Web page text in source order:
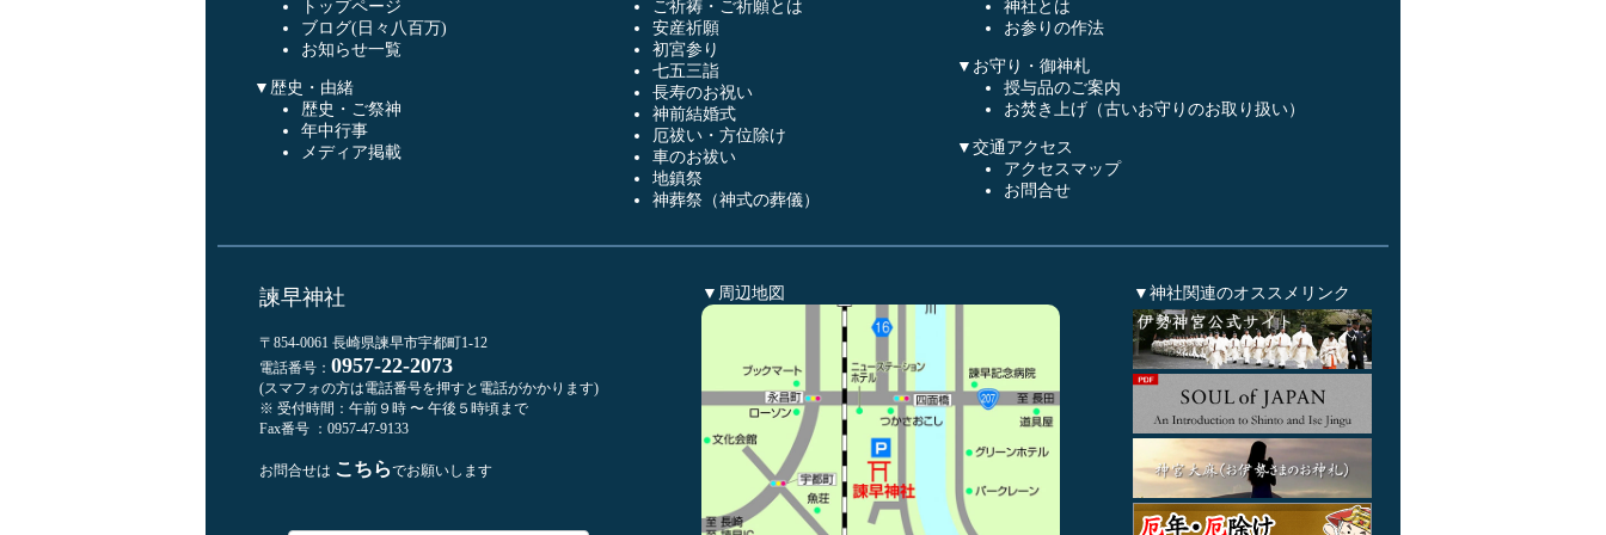
トップページ
ブログ(日々八百万)
お知らせ一覧
▼歴史・由緒
歴史・ご祭神
年中行事
メディア掲載
ご祈祷・ご祈願とは
安産祈願
初宮参り
七五三詣
長寿のお祝い
神前結婚式
厄祓い・方位除け
車のお祓い
地鎮祭
神葬祭（神式の葬儀）
神社とは
お参りの作法
▼お守り・御神札
授与品のご案内
お焚き上げ（古いお守りのお取り扱い）
▼交通アクセス
アクセスマップ
お問合せ
諫早神社
〒854-0061 長崎県諫早市宇都町1-12
電話番号： 0957-22-2073
(スマフォの方は電話番号を押すと電話がかかります)
※ 受付時間：午前９時 〜 午後５時頃まで
Fax番号 ：0957-47-9133
お問合せは こちらでお願いします
▼周辺地図 ▼神社関連のオススメリンク